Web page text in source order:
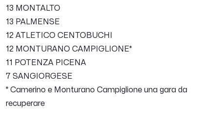
13 MONTALTO
13 PALMENSE
12 ATLETICO CENTOBUCHI
12 MONTURANO CAMPIGLIONE*
11 POTENZA PICENA
7 SANGIORGESE
* Camerino e Monturano Campiglione una gara da
recuperare